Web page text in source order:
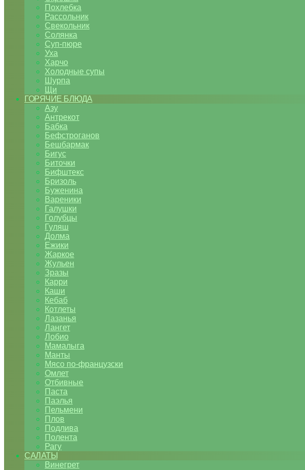
Похлебка
Рассольник
Свекольник
Солянка
Суп-пюре
Уха
Харчо
Холодные супы
Шурпа
Щи
ГОРЯЧИЕ БЛЮДА
Азу
Антрекот
Бабка
Бефстроганов
Бешбармак
Бигус
Биточки
Бифштекс
Бризоль
Буженина
Вареники
Галушки
Голубцы
Гуляш
Долма
Ежики
Жаркое
Жульен
Зразы
Карри
Каши
Кебаб
Котлеты
Лазанья
Лангет
Лобио
Мамалыга
Манты
Мясо по-французски
Омлет
Отбивные
Паста
Паэлья
Пельмени
Плов
Подлива
Полента
Рагу
САЛАТЫ
Винегрет